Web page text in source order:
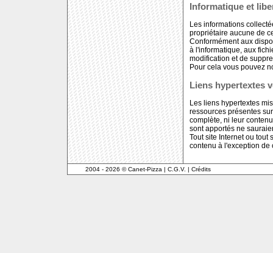
Informatique et
Les informations
propriétaire aucune de
Conformément aux
à l'informatique, aux
modification et de
Pour cela vous pouvez
Liens hypertextes
Les liens hypertextes
ressources présentes
complète, ni leur
sont apportés ne
Tout site Internet ou tout
contenu à l'exception de
2004 - 2026 © Canet-Pizza C.G.V. Crédits